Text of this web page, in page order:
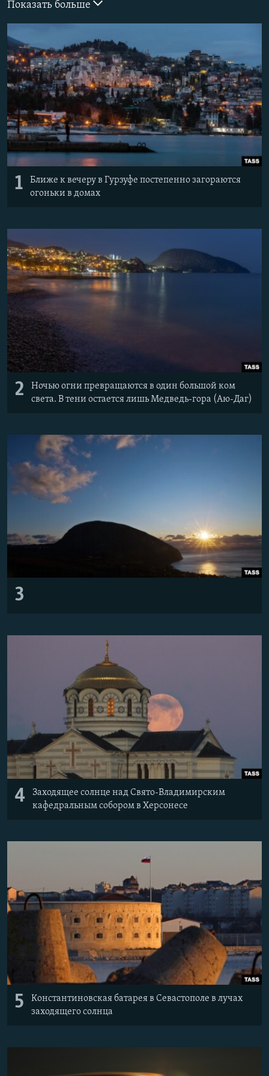
ELIFBE
УКРАИНСКАЯ ПРОБЛЕМА КРЫМА
ПРИСОЕДИНЯЙТЕСЬ!
Все сайты RFE/RL
Показать больше
1
Ближе к вечеру в Гурзуфе постепенно загораются
огоньки в домах
2
Ночью огни превращаются в один большой ком
света. В тени остается лишь Медведь-гора (Аю-Даг)
3
4
Заходящее солнце над Свято-Владимирским
кафедральным собором в Херсонесе
5
Константиновская батарея в Севастополе в лучах
заходящего солнца